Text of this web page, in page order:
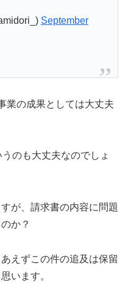
September
業の成果としては大丈夫
のも大丈夫なのでしょ
が、請求書の内容に問題
か？
えずこの件の追及は保留
います。